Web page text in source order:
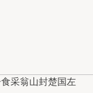
采翁山封楚国左